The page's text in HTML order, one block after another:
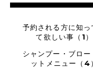
予約される方に知っ
て欲しい事（1）
シャンプー・ブロー
ットメニュー（4